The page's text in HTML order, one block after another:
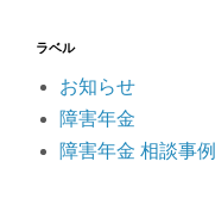
ラベル
お知らせ
障害年金
障害年金 相談事例